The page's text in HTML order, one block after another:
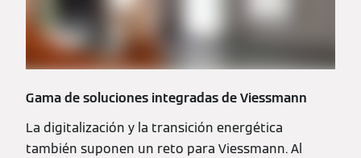
Gama de soluciones integradas de Viessmann
La digitalización y la transición energética
también suponen un reto para Viessmann. Al